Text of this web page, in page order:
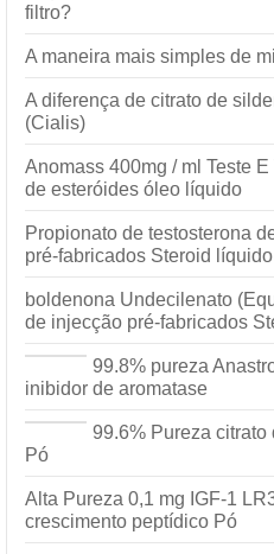
filtro?
A maneira mais simples de
A diferença de citrato de
(Cialis)
Anomass 400mg / ml Teste
de esteróides óleo líquido
Propionato de testosterona
pré-fabricados Steroid
boldenona Undecilenato
de injecção pré-fabricados
99.8% pureza
inibidor de aromatase
99.6% Pureza
Pó
Alta Pureza 0,1 mg IGF-1
crescimento peptídico Pó